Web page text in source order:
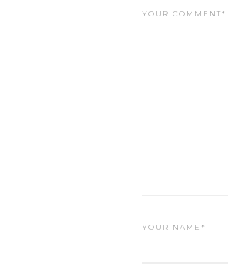
YOUR COMMENT*
YOUR NAME*